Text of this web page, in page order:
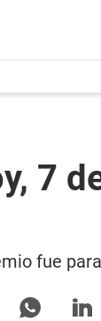
7
fue